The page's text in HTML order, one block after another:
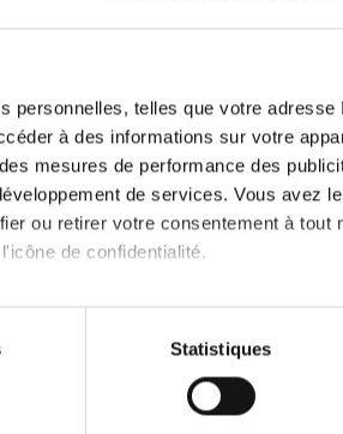
personnelles, telles que votre adresse
à des informations sur votre
mesures de performance des
de services. Vous avez
ou retirer votre consentement à tout
de confidentialité.
géographique qui peuvent être
Statistiques
vous aurez besoin de
Créer un nouveau compte